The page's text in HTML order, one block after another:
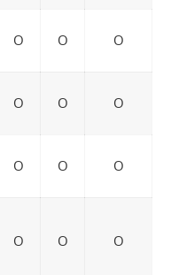
O O O
O O O
O O O
O O O